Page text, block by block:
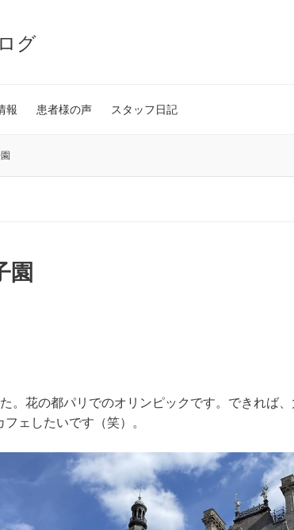
グ
報 患者様の声 スタッフ日記
園
。花の都パリでのオリンピックです。できれば
ェしたいです（笑）。